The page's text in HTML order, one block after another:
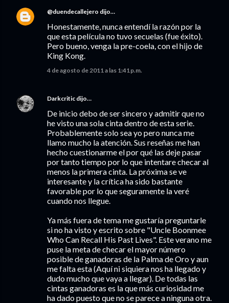
@duendecallejero dijo…
Honestamente, nunca entendí la razón por la
que esta película no tuvo secuelas (fue éxito).
Pero bueno, venga la pre-coela, con el hijo de
King Kong.
4 de agosto de 2011 a las 1:41 p.m.
Darkcritic dijo…
De inicio debo de ser sincero y admitir que no
he visto una sola cinta dentro de esta serie.
Probablemente solo sea yo pero nunca me
llamo mucho la atención. Sus reseñas me han
hecho cuestionarme el por qué las deje pasar
por tanto tiempo por lo que intentare checar al
menos la primera cinta. La próxima se ve
interesante y la crítica ha sido bastante
favorable por lo que seguramente la veré
cuando nos llegue.
Ya más fuera de tema me gustaría preguntarle
si no ha visto y escrito sobre "Uncle Boonmee
Who Can Recall His Past Lives". Este verano me
puse la meta de checar el mayor número
posible de ganadoras de la Palma de Oro y aun
me falta esta (Aquí ni siquiera nos ha llegado y
dudo mucho que vaya a llegar). De todas las
cintas ganadoras es la que más curiosidad me
ha dado puesto que no se parece a ninguna otra.